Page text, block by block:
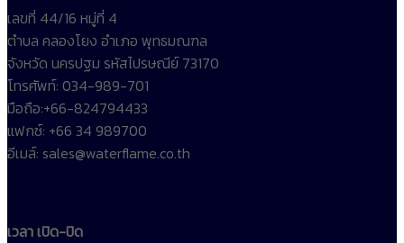
เลขที่ 44/16 หมู่ที่ 4
ตำบล คลองโยง อำเภอ พุทธมณฑล
จังหวัด นครปฐม รหัสไปรษณีย์ 73170
โทรศัพท์: 034-989-701
มือถือ:+66-824794433
แฟกซ์: +66 34 989700
อีเมล์: sales@waterflame.co.th
เวลา เปิด-ปิด